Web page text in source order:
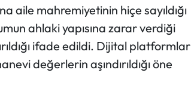
aile mahremiyetinin hiçe sayıldığı
ahlaki yapısına zarar verdiği
ifade edildi. Dijital platformlar
değerlerin aşındırıldığı öne